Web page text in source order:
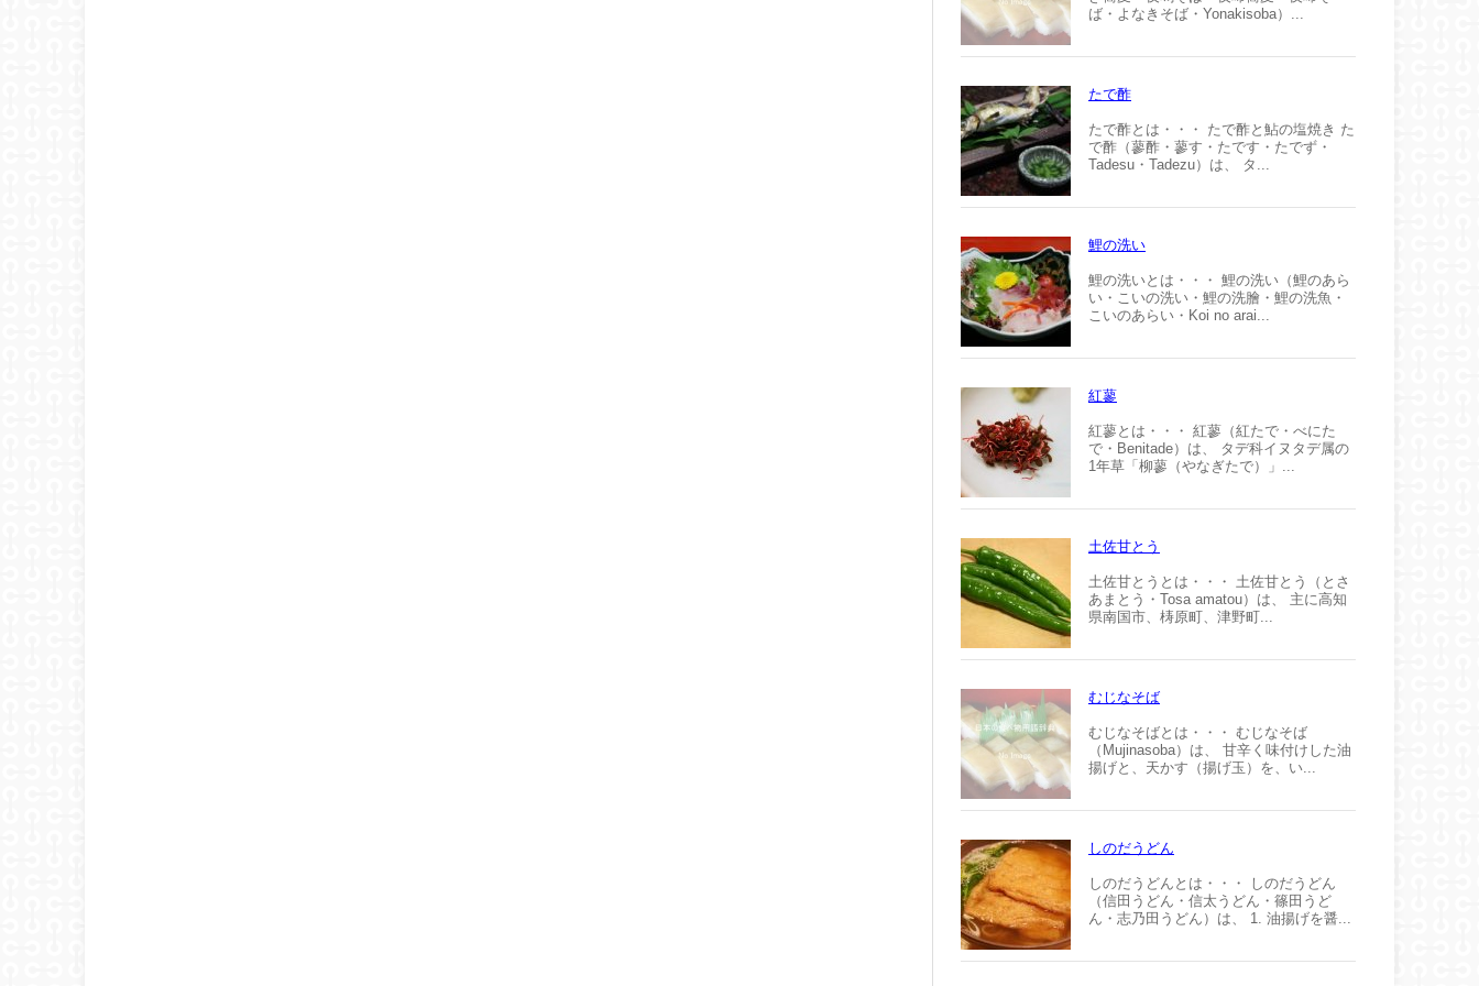
ば・よなきそば・Yonakisoba）...
たで酢
たで酢とは・・・ たで酢と鮎の塩焼き た
で酢（蓼酢・蓼す・たです・たでず・
Tadesu・Tadezu）は、 タ...
鯉の洗い
鯉の洗いとは・・・ 鯉の洗い（鯉のあら
い・こいの洗い・鯉の洗膾・鯉の洗魚・
こいのあらい・Koi no arai...
紅蓼
紅蓼とは・・・ 紅蓼（紅たで・べにた
で・Benitade）は、 タデ科イヌタデ属の
1年草「柳蓼（やなぎたで）」...
土佐甘とう
土佐甘とうとは・・・ 土佐甘とう（とさ
あまとう・Tosa amatou）は、 主に高知
県南国市、梼原町、津野町...
むじなそば
むじなそばとは・・・ むじなそば
（Mujinasoba）は、 甘辛く味付けした油
揚げと、天かす（揚げ玉）を、い...
しのだうどん
しのだうどんとは・・・ しのだうどん
（信田うどん・信太うどん・篠田うど
ん・志乃田うどん）は、 1. 油揚げを醤...